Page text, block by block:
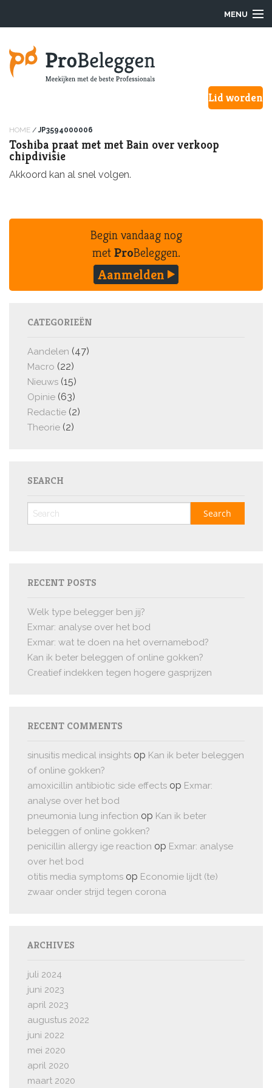
MENU
Hoe werkt het?
Onze Pro’s
Over ons
Lid worden
HOME /JP3594000006
Toshiba praat met met Bain over verkoop
chipdivisie
Akkoord kan al snel volgen.
Begin vandaag nog
metProBeleggen.
Aanmelden
CATEGORIEËN
Aandelen (47)
Macro (22)
Nieuws (15)
Opinie (63)
Redactie (2)
Theorie (2)
SEARCH
RECENT POSTS
Welk type belegger ben jij?
Exmar: analyse over het bod
Exmar: wat te doen na het overnamebod?
Kan ik beter beleggen of online gokken?
Creatief indekken tegen hogere gasprijzen
RECENT COMMENTS
sinusitis medical insights op Kan ik beter beleggen
of online gokken?
amoxicillin antibiotic side effects op Exmar:
analyse over het bod
pneumonia lung infection op Kan ik beter
beleggen of online gokken?
penicillin allergy ige reaction op Exmar: analyse
over het bod
otitis media symptoms op Economie lijdt (te)
zwaar onder strijd tegen corona
ARCHIVES
juli 2024
juni 2023
april 2023
augustus 2022
juni 2022
mei 2020
april 2020
maart 2020